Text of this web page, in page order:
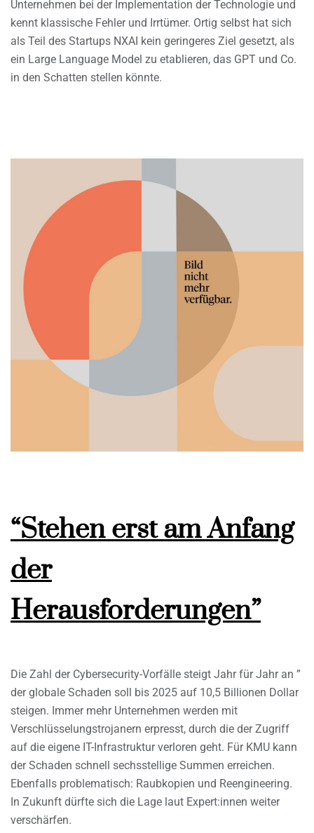
Unternehmen bei der Implementation der Technologie und
kennt klassische Fehler und Irrtümer. Ortig selbst hat sich
als Teil des Startups NXAI kein geringeres Ziel gesetzt, als
ein Large Language Model zu etablieren, das GPT und Co.
in den Schatten stellen könnte.
“Stehen erst am Anfang
der
Herausforderungen”
Die Zahl der Cybersecurity-Vorfälle steigt Jahr für Jahr an ”
der globale Schaden soll bis 2025 auf 10,5 Billionen Dollar
steigen. Immer mehr Unternehmen werden mit
Verschlüsselungstrojanern erpresst, durch die der Zugriff
auf die eigene IT-Infrastruktur verloren geht. Für KMU kann
der Schaden schnell sechsstellige Summen erreichen.
Ebenfalls problematisch: Raubkopien und Reengineering.
In Zukunft dürfte sich die Lage laut Expert:innen weiter
verschärfen.